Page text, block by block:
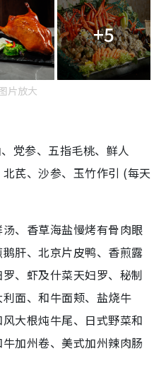
+5
片放大
党参、五指毛桃、鲜人
芪、沙参、玉竹作引 (每天
、香草海盐慢烤有骨肉眼
肝、北京片皮鸭、香煎露
、虾及什菜天妇罗、秘制
面、和牛面颊、盐烧牛
大根炖牛尾、日式野菜和
加州卷、美式加州辣肉肠